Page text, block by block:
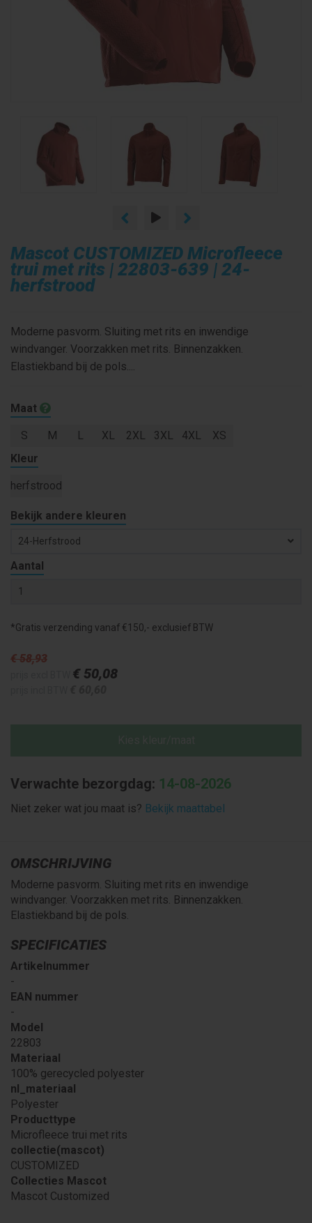
Mascot CUSTOMIZED Microfleece
trui met rits | 22803-639 | 24-
herfstrood
Moderne pasvorm. Sluiting met rits en inwendige
windvanger. Voorzakken met rits. Binnenzakken.
Elastiekband bij de pols....
Maat
S M L XL 2XL 3XL 4XL
XS
Kleur
herfstrood
Bekijk andere kleuren
24-Herfstrood
Aantal
*Gratis verzending vanaf €150,- exclusief BTW
€ 58,93
€ 50,08
Verwachte bezorgdag: 14-08-2026
Niet zeker wat jou maat is? Bekijk maattabel
OMSCHRIJVING
Moderne pasvorm. Sluiting met rits en inwendige
windvanger. Voorzakken met rits. Binnenzakken.
Elastiekband bij de pols.
SPECIFICATIES
Artikelnummer
-
EAN nummer
-
Model
22803
Materiaal
100% gerecycled polyester
nl_materiaal
Polyester
Producttype
Microfleece trui met rits
collectie(mascot)
CUSTOMIZED
Collecties Mascot
Mascot Customized